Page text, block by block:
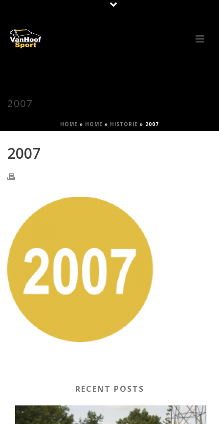
2007
HOME » HOME » HISTORIE » 2007
2007
RECENT POSTS